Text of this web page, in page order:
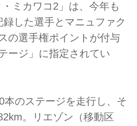
ミカワコ2」は、今年も
録した選手とマニュファク
の選手権ポイントが付与
ージ」に指定されてい
本のステージを走行し、そ
。リエゾン（移動区